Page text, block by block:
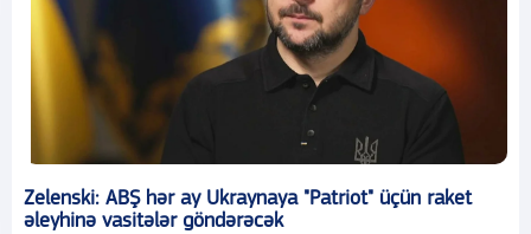
Zelenski: ABŞ hər ay Ukraynaya "Patriot" üçün raket
əleyhinə vasitələr göndərəcək